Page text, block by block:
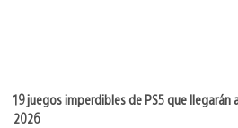
19 juegos imperdibles de PS5 que
2026